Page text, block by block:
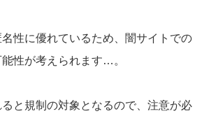
性に優れているため、闇サイトでの
性が考えられます…。
と規制の対象となるので、注意が必